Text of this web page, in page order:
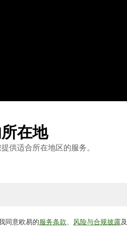
在地
供适合所在地区的服务。
同意欧易的服务条款 风险与合规披露及